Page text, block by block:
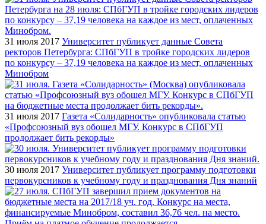
31 июля 2017 Университет публикует данные Совета
ректоров Петербурга: СПбГУП в тройке городских лидеров
по конкурсу – 37,19 человека на каждое из мест, оплаченных
Минобром
31 июля 2017 Газета «Солидарность» опубликовала статью
«Профсоюзный вуз обошел МГУ. Конкурс в СПбГУП
продолжает бить рекорды»
30 июля 2017 Университет публикует программу подготовки
первокурсников к учебному году и празднования Дня знаний